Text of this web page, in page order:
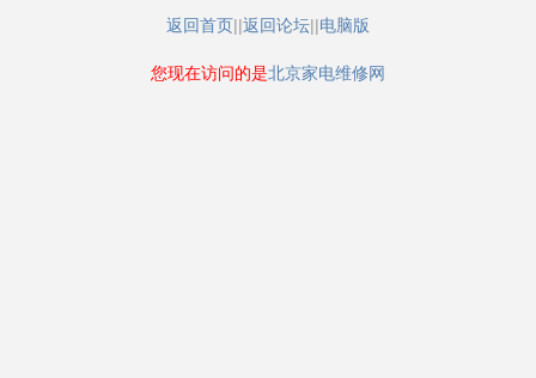
返回首页||返回论坛||电脑版
您现在访问的是北京家电维修网